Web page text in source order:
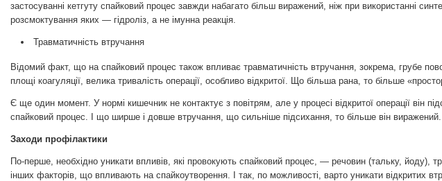
застосуванні кетгуту спайковий процес завжди набагато більш виражений, ніж при використанні
розсмоктування яких — гідроліз, а не імунна реакція.
Травматичність втручання
Відомий факт, що на спайковий процес також впливає травматичність втручання, зокрема, грубе
площі коагуляції, велика тривалість операції, особливо відкритої. Що більша рана, то більше
Є ще один момент. У нормі кишечник не контактує з повітрям, але у процесі відкритої операції він
спайковий процес. І що ширше і довше втручання, що сильніше підсихання, то більше він виражений.
Заходи профілактики
По-перше, необхідно уникати впливів, які провокують спайковий процес, — речовин (тальку, йоду),
інших факторів, що впливають на спайкоутворення. І так, по можливості, варто уникати відкритих